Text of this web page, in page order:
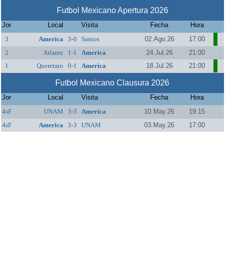
Futbol Mexicano Apertura 2026
Jor Local Visita Fecha
Hora
3
America 3-0 Santos 02.Ago.26
17:00
2
Atlante 1-1 America 24.Jul.26
21:00
1
Queretaro 0-1 America 18.Jul.26 21:00
Futbol Mexicano Clausura 2026
Jor Local Visita Fecha
Hora
4sF
UNAM 3-3 America 10.May.26
19:15
4sF
America 3-3 UNAM 03.May.26 17:00